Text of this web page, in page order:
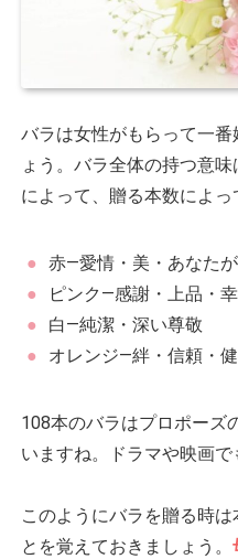
バラは女性がもらって一
ょう。バラ全体の持つ意
によって、贈る本数によっ
赤―愛情・美・あなた
ピンク―感謝・上品・
白―純潔・深い尊敬
オレンジ―絆・信頼・
108本のバラはプロポーズ
いますね。ドラマや映画で
このようにバラを贈る時
とを覚えておきましょう。